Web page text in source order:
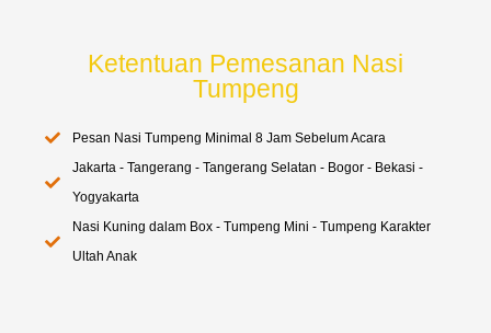
Ketentuan Pemesanan Nasi
Tumpeng
Pesan Nasi Tumpeng Minimal 8 Jam Sebelum Acara
Jakarta - Tangerang - Tangerang Selatan - Bogor - Bekasi -
Yogyakarta
Nasi Kuning dalam Box - Tumpeng Mini - Tumpeng Karakter
Ultah Anak